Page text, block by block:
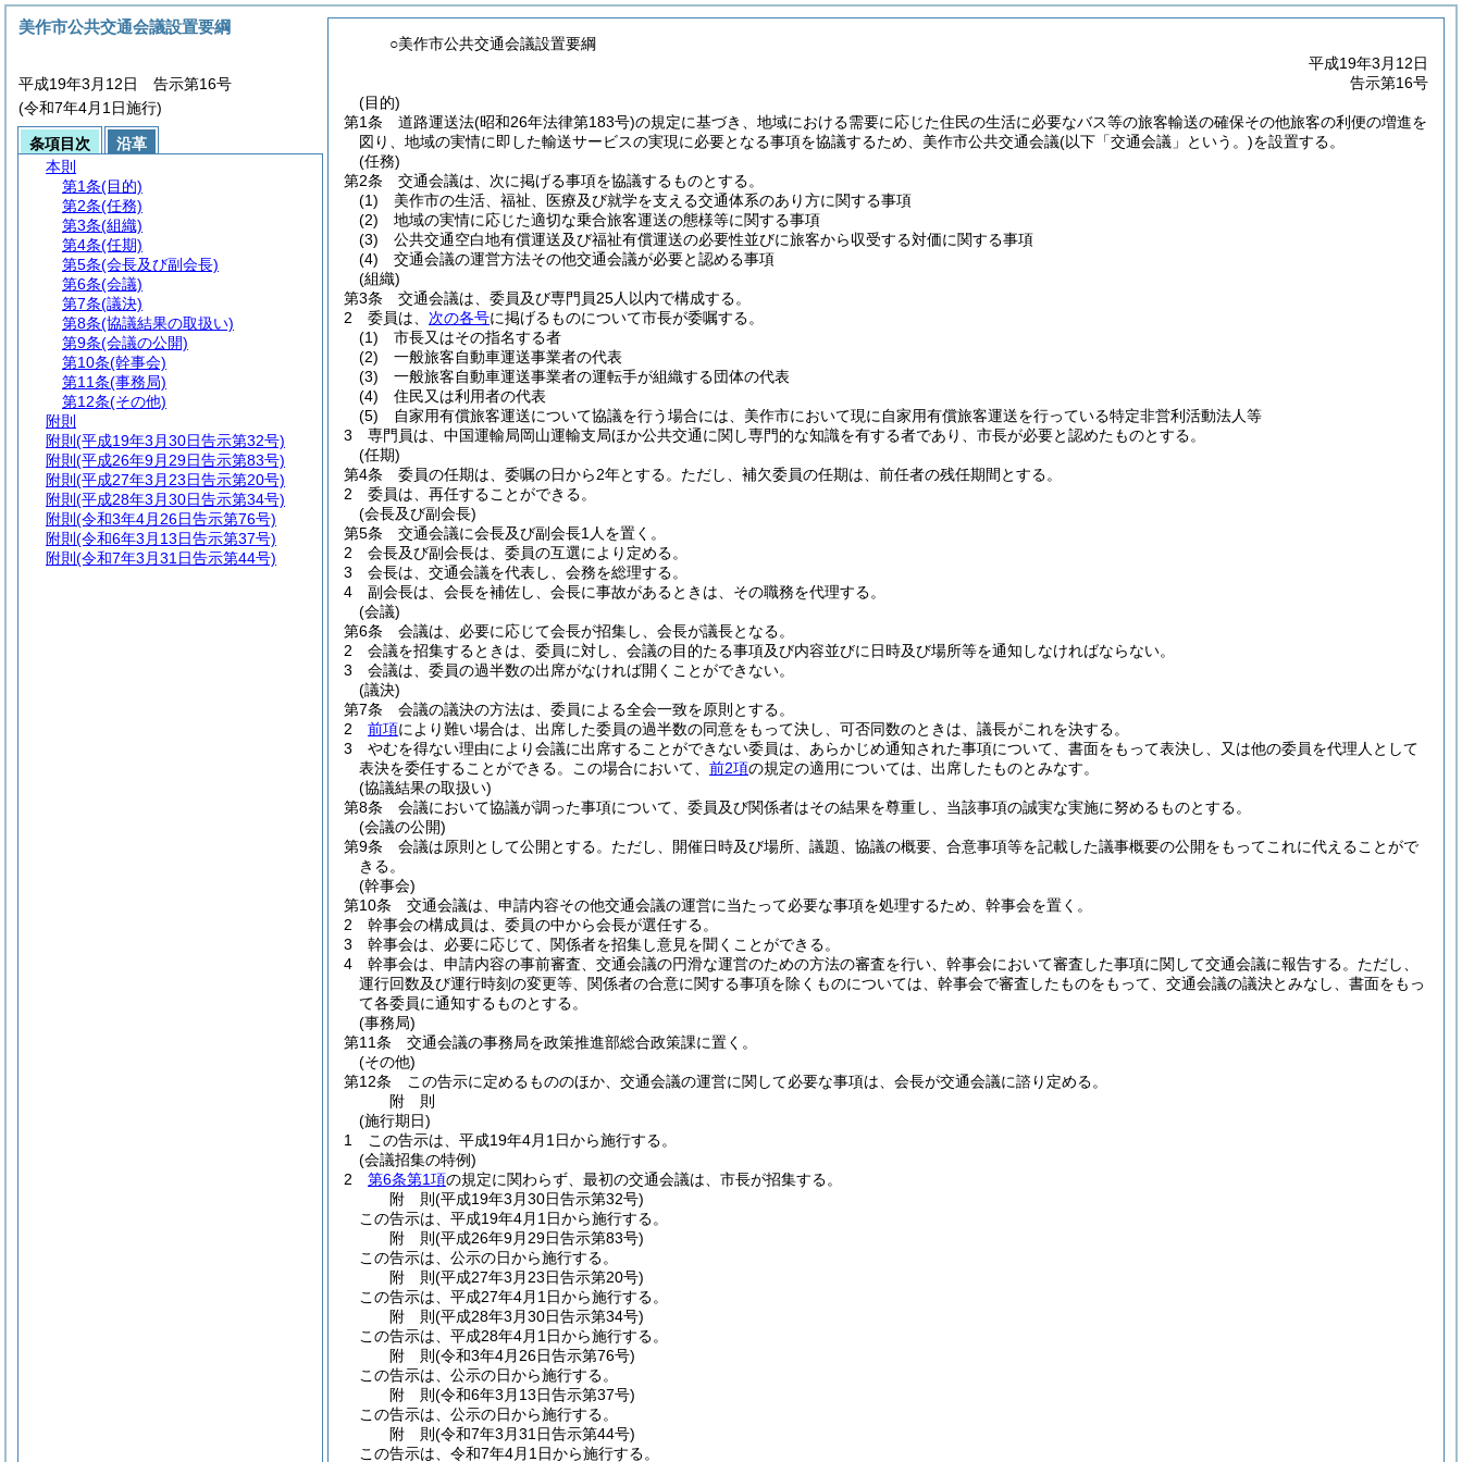
○美作市公共交通会議設置要綱
平成19年3月12日
告示第16号
(目的)
第1条
道路運送法(昭和26年法律第183号)の規定に基づき、地域における需要に応じた住民の生活に必要なバス等の旅客輸送の確保その他旅客の利便の増進を
図り、地域の実情に即した輸送サービスの実現に必要となる事項を協議するため、美作市公共交通会議(以下「交通会議」という。)を設置する。
(任務)
第2条
交通会議は、次に掲げる事項を協議するものとする。
(1)
美作市の生活、福祉、医療及び就学を支える交通体系のあり方に関する事項
(2)
地域の実情に応じた適切な乗合旅客運送の態様等に関する事項
(3)
公共交通空白地有償運送及び福祉有償運送の必要性並びに旅客から収受する対価に関する事項
(4)
交通会議の運営方法その他交通会議が必要と認める事項
(組織)
第3条
交通会議は、委員及び専門員25人以内で構成する。
2
委員は、 次の各号に掲げるものについて市長が委嘱する。
(1)
市長又はその指名する者
(2)
一般旅客自動車運送事業者の代表
(3)
一般旅客自動車運送事業者の運転手が組織する団体の代表
(4)
住民又は利用者の代表
(5)
自家用有償旅客運送について協議を行う場合には、美作市において現に自家用有償旅客運送を行っている特定非営利活動法人等
3
専門員は、中国運輸局岡山運輸支局ほか公共交通に関し専門的な知識を有する者であり、市長が必要と認めたものとする。
(任期)
第4条
委員の任期は、委嘱の日から2年とする。 ただし、補欠委員の任期は、前任者の残任期間とする。
2
委員は、再任することができる。
(会長及び副会長)
第5条
交通会議に会長及び副会長1人を置く。
2
会長及び副会長は、委員の互選により定める。
3
会長は、交通会議を代表し、会務を総理する。
4
副会長は、会長を補佐し、会長に事故があるときは、その職務を代理する。
(会議)
第6条
会議は、必要に応じて会長が招集し、会長が議長となる。
2
会議を招集するときは、委員に対し、会議の目的たる事項及び内容並びに日時及び場所等を通知しなければならない。
3
会議は、委員の過半数の出席がなければ開くことができない。
(議決)
第7条
会議の議決の方法は、委員による全会一致を原則とする。
2
前項により難い場合は、出席した委員の過半数の同意をもって決し、可否同数のときは、議長がこれを決する。
3
やむを得ない理由により会議に出席することができない委員は、あらかじめ通知された事項について、書面をもって表決し、又は他の委員を代理人として
表決を委任することができる。
この場合において、 前2項の規定の適用については、出席したものとみなす。
(協議結果の取扱い)
第8条
会議において協議が調った事項について、委員及び関係者はその結果を尊重し、当該事項の誠実な実施に努めるものとする。
(会議の公開)
第9条
会議は原則として公開とする。 ただし、開催日時及び場所、議題、協議の概要、合意事項等を記載した議事概要の公開をもってこれに代えることがで
きる。
(幹事会)
第10条
交通会議は、申請内容その他交通会議の運営に当たって必要な事項を処理するため、幹事会を置く。
2
幹事会の構成員は、委員の中から会長が選任する。
3
幹事会は、必要に応じて、関係者を招集し意見を聞くことができる。
4
幹事会は、申請内容の事前審査、交通会議の円滑な運営のための方法の審査を行い、幹事会において審査した事項に関して交通会議に報告する。 ただし、
運行回数及び運行時刻の変更等、関係者の合意に関する事項を除くものについては、幹事会で審査したものをもって、交通会議の議決とみなし、書面をもっ
て各委員に通知するものとする。
(事務局)
第11条
交通会議の事務局を政策推進部総合政策課に置く。
(その他)
第12条
この告示に定めるもののほか、交通会議の運営に関して必要な事項は、会長が交通会議に諮り定める。
附 則
(施行期日)
1
この告示は、平成19年4月1日から施行する。
(会議招集の特例)
2
第6条第1項の規定に関わらず、最初の交通会議は、市長が招集する。
附 則(平成19年3月30日告示第32号)
この告示は、平成19年4月1日から施行する。
附 則(平成26年9月29日告示第83号)
この告示は、公示の日から施行する。
附 則(平成27年3月23日告示第20号)
この告示は、平成27年4月1日から施行する。
附 則(平成28年3月30日告示第34号)
この告示は、平成28年4月1日から施行する。
附 則(令和3年4月26日告示第76号)
この告示は、公示の日から施行する。
附 則(令和6年3月13日告示第37号)
この告示は、公示の日から施行する。
附 則(令和7年3月31日告示第44号)
この告示は、令和7年4月1日から施行する。
美作市公共交通会議設置要綱
平成19年3月12日 告示第16号
(令和7年4月1日施行)
条項目次
沿革
本則
第1条(目的)
第2条(任務)
第3条(組織)
第4条(任期)
第5条(会長及び副会長)
第6条(会議)
第7条(議決)
第8条(協議結果の取扱い)
第9条(会議の公開)
第10条(幹事会)
第11条(事務局)
第12条(その他)
附則
附則 (平成19年3月30日告示第32号)
附則 (平成26年9月29日告示第83号)
附則 (平成27年3月23日告示第20号)
附則 (平成28年3月30日告示第34号)
附則 (令和3年4月26日告示第76号)
附則 (令和6年3月13日告示第37号)
附則 (令和7年3月31日告示第44号)